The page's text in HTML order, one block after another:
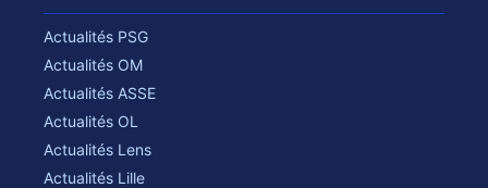
Actualités PSG
Actualités OM
Actualités ASSE
Actualités OL
Actualités Lens
Actualités Lille